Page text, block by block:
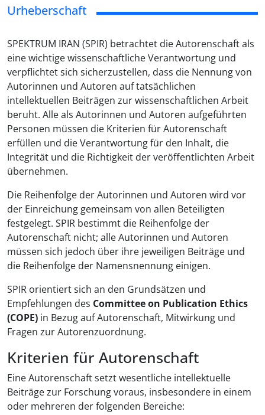
Urheberschaft
SPEKTRUM IRAN (SPIR) betrachtet die Autorenschaft als
eine wichtige wissenschaftliche Verantwortung und
verpflichtet sich sicherzustellen, dass die Nennung von
Autorinnen und Autoren auf tatsächlichen
intellektuellen Beiträgen zur wissenschaftlichen Arbeit
beruht. Alle als Autorinnen und Autoren aufgeführten
Personen müssen die Kriterien für Autorenschaft
erfüllen und die Verantwortung für den Inhalt, die
Integrität und die Richtigkeit der veröffentlichten Arbeit
übernehmen.
Die Reihenfolge der Autorinnen und Autoren wird vor
der Einreichung gemeinsam von allen Beteiligten
festgelegt. SPIR bestimmt die Reihenfolge der
Autorenschaft nicht; alle Autorinnen und Autoren
müssen sich jedoch über ihre jeweiligen Beiträge und
die Reihenfolge der Namensnennung einigen.
SPIR orientiert sich an den Grundsätzen und
Empfehlungen des Committee on Publication Ethics
(COPE) in Bezug auf Autorenschaft, Mitwirkung und
Fragen zur Autorenzuordnung.
Kriterien für Autorenschaft
Eine Autorenschaft setzt wesentliche intellektuelle
Beiträge zur Forschung voraus, insbesondere in einem
oder mehreren der folgenden Bereiche: